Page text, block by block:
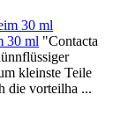
30 ml "Contacta
kleinste Teile
die vorteilha ...